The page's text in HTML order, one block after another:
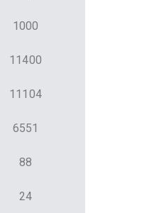
1000
11400
11104
6551
88
24